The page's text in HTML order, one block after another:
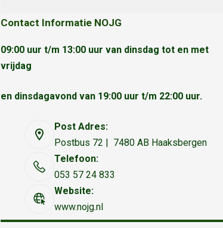
Contact Informatie NOJG
09:00 uur t/m 13:00 uur van dinsdag tot en met
vrijdag
en dinsdagavond van 19:00 uur t/m 22:00 uur.
Post Adres:
Postbus 72 | 7480 AB Haaksbergen
Telefoon:
053 57 24 833
Website:
www.nojg.nl